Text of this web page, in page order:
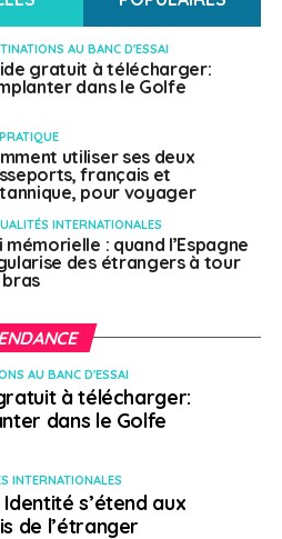
AU BANC D'ESSAI
gratuit à télécharger:
dans le Golfe
utiliser ses deux
français et
pour voyager
INTERNATIONALES
mémorielle : quand l’Espagne
des étrangers à tour
AU BANC D'ESSAI
à télécharger:
dans le Golfe
INTERNATIONALES
Identité s’étend aux
de l’étranger